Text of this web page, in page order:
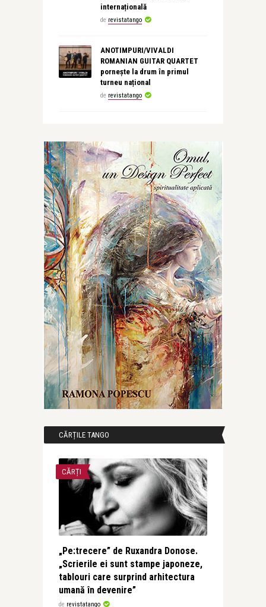
internațională
de revistatango
ANOTIMPURI/VIVALDI
ROMANIAN GUITAR QUARTET
pornește la drum în primul
turneu național
de revistatango
CĂRȚILE TANGO
CĂRȚI
„Pe:trecere” de Ruxandra Donose.
„Scrierile ei sunt stampe japoneze,
tablouri care surprind arhitectura
umană în devenire”
de revistatango